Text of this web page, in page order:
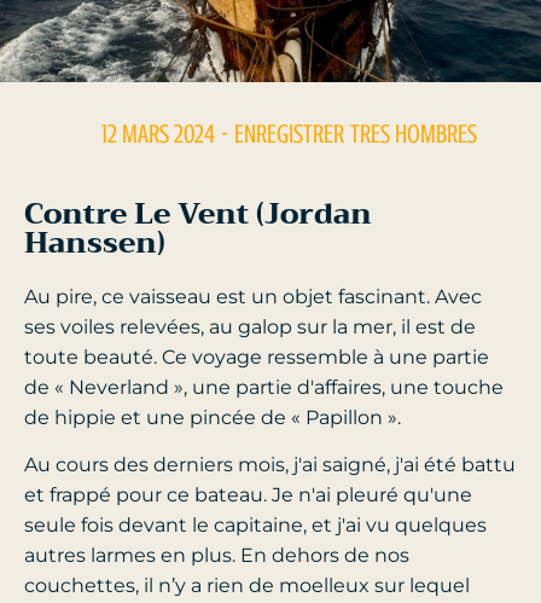
12 MARS 2024 - ENREGISTRER TRES HOMBRES
Contre Le Vent (Jordan
Hanssen)
Au pire, ce vaisseau est un objet fascinant. Avec
ses voiles relevées, au galop sur la mer, il est de
toute beauté. Ce voyage ressemble à une partie
de « Neverland », une partie d'affaires, une touche
de hippie et une pincée de « Papillon ».
Au cours des derniers mois, j'ai saigné, j'ai été battu
et frappé pour ce bateau. Je n'ai pleuré qu'une
seule fois devant le capitaine, et j'ai vu quelques
autres larmes en plus. En dehors de nos
couchettes, il n’y a rien de moelleux sur lequel